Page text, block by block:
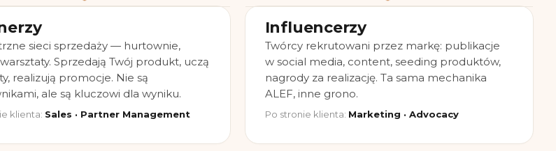
sieci sprzedaży — hurtownie,
Sprzedają Twój produkt, uczą
realizują promocje. Nie są
ale są kluczowi dla wyniku.
klienta: Sales · Partner Management
Influencerzy
Twórcy rekrutowani przez markę: publikacje
w social media, content, seeding produktów,
nagrody za realizację. Ta sama mechanika
ALEF, inne grono.
Po stronie klienta: Marketing · Advocacy